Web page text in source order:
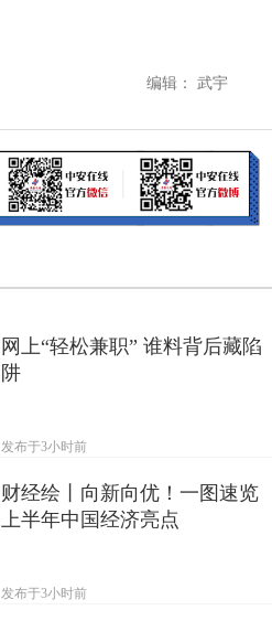
编辑： 武宇
网上“轻松兼职” 谁料背后藏陷
阱
发布于3小时前
财经绘丨向新向优！一图速览
上半年中国经济亮点
发布于3小时前